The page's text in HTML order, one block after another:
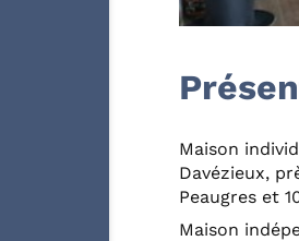
Maison
Davézieux,
Peaugres et
Maison